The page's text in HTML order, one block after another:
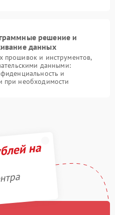
решение и
данных
прошивок и инструментов,
данными:
и
при необходимости
на